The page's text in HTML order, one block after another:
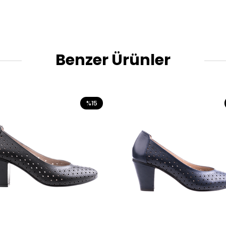
Benzer Ürünler
%15